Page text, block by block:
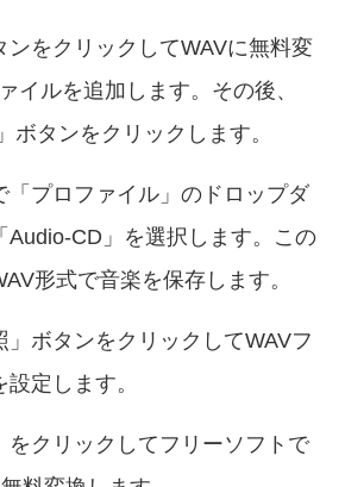
をクリックしてWAVに無料変
イルを追加します。その後、
ボタンをクリックします。
プロファイル」のドロップダ
Audio-CD」を選択します。この
形式で音楽を保存します。
ボタンをクリックしてWAVフ
定します。
クリックしてフリーソフトで